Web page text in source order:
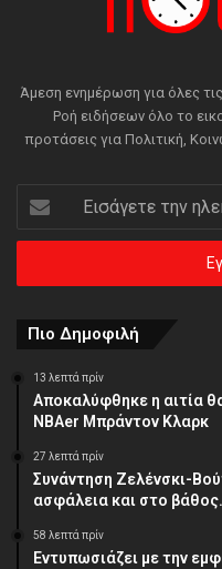
Άμεση ενημέρωση για όλες
Ροή ειδήσεων όλο το
προτάσεις για Πολιτική,
Εισάγετε
την
ηλεκτρονική
διεύθυνση
Πιο Δημοφιλή
13 λεπτά πρίν
Αποκαλύφθηκε η αιτία
NBAer Μπράντον Κλαρκ
27 λεπτά πρίν
Συνάντηση Ζελένσκι-
ασφάλεια και στο
58 λεπτά πρίν
Εντυπωσιάζει με την